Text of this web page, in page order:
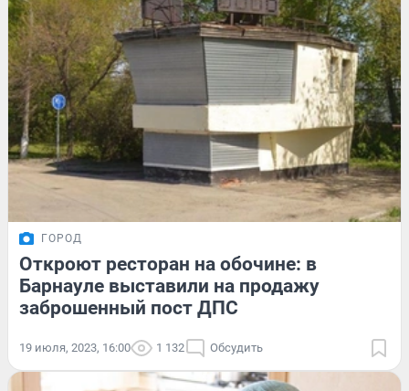
ГОРОД
Откроют ресторан на обочине: в
Барнауле выставили на продажу
заброшенный пост ДПС
19 июля, 2023, 16:00 1 132 Обсудить